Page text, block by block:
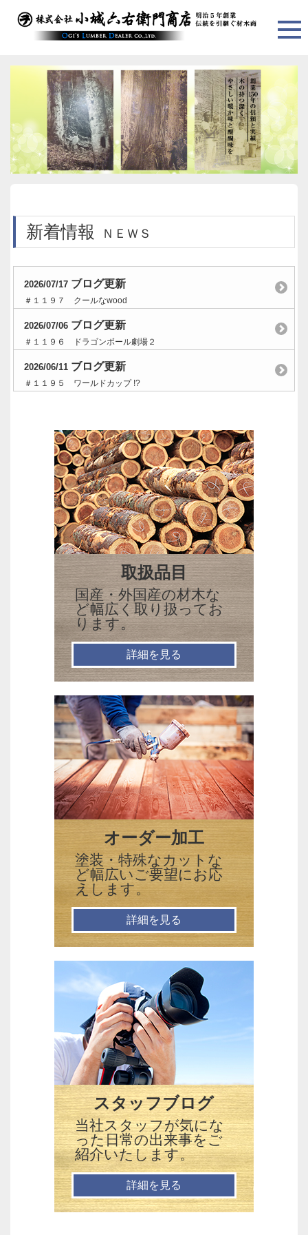
新着情報 ＮＥＷＳ
2026/07/17 ブログ更新
＃１１９７ クールなwood
2026/07/06 ブログ更新
＃１１９６ ドラゴンボール劇場２
2026/06/11 ブログ更新
＃１１９５ ワールドカップ !?
取扱品目
国産・外国産の材木な
ど幅広く取り扱ってお
ります。
詳細を見る
オーダー加工
塗装・特殊なカットな
ど幅広いご要望にお応
えします。
詳細を見る
スタッフブログ
当社スタッフが気にな
った日常の出来事をご
紹介いたします。
詳細を見る